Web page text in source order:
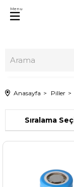
Menu
Anasayfa Piller
Sıralama